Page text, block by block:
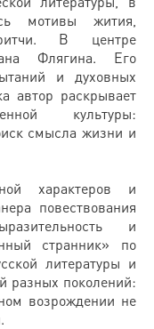
мотивы жития,
В центре
Флягина. Его
и духовных
автор раскрывает
культуры:
смысла жизни и
характеров и
повествования
и
странник» по
литературы и
разных поколений:
возрождении не